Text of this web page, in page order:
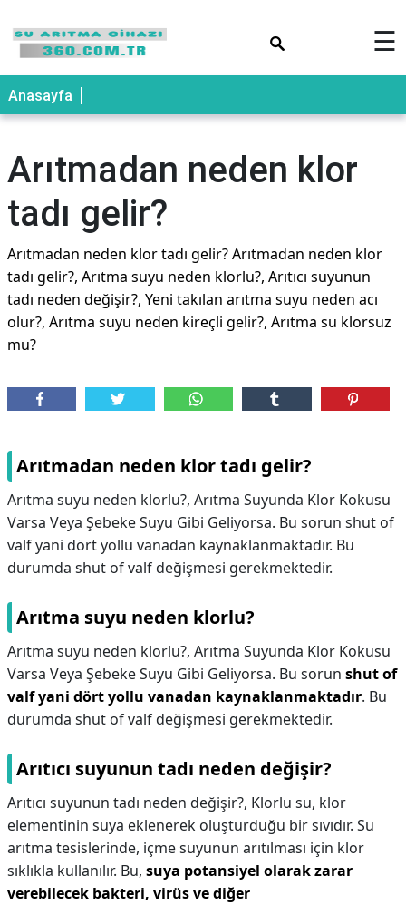
☰
Anasayfa
Arıtmadan neden klor
tadı gelir?
Arıtmadan neden klor tadı gelir? Arıtmadan neden klor
tadı gelir?, Arıtma suyu neden klorlu?, Arıtıcı suyunun
tadı neden değişir?, Yeni takılan arıtma suyu neden acı
olur?, Arıtma suyu neden kireçli gelir?, Arıtma su klorsuz
mu?
Arıtmadan neden klor tadı gelir?
Arıtma suyu neden klorlu?, Arıtma Suyunda Klor Kokusu
Varsa Veya Şebeke Suyu Gibi Geliyorsa. Bu sorun shut of
valf yani dört yollu vanadan kaynaklanmaktadır. Bu
durumda shut of valf değişmesi gerekmektedir.
Arıtma suyu neden klorlu?
Arıtma suyu neden klorlu?, Arıtma Suyunda Klor Kokusu
Varsa Veya Şebeke Suyu Gibi Geliyorsa. Bu sorun shut of
valf yani dört yollu vanadan kaynaklanmaktadır. Bu
durumda shut of valf değişmesi gerekmektedir.
Arıtıcı suyunun tadı neden değişir?
Arıtıcı suyunun tadı neden değişir?, Klorlu su, klor
elementinin suya eklenerek oluşturduğu bir sıvıdır. Su
arıtma tesislerinde, içme suyunun arıtılması için klor
sıklıkla kullanılır. Bu, suya potansiyel olarak zarar
verebilecek bakteri, virüs ve diğer